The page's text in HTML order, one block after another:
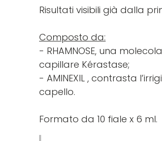
Risultati visibili già dalla
Composto da:
- RHAMNOSE, una
capillare Kérastase;
- AMINEXIL , contrasta
capello.
Formato da 10 fiale x 6 ml.